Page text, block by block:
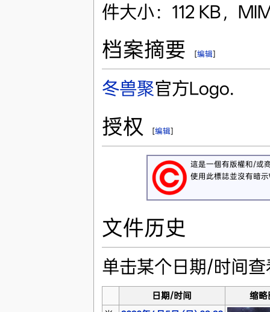
件大小：112 KB，
档案摘要 [编辑]
冬兽聚官方Logo.
授权 [编辑]
這是一個有版權和/或
使用此標誌並沒有暗
文件历史
单击某个日期/时间
日期/时间
缩略